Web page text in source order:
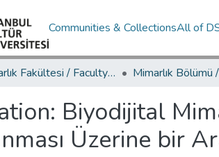
Communities & CollectionsAll of
Mimarlık Fakültesi / Faculty of Architecture
Biyodijital
Üzerine bir